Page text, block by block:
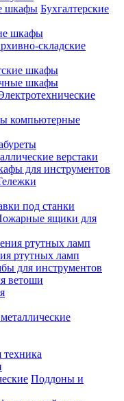
Бухгалтерские
шкафы
складские
шкафы
шкафы
компьютерные
верстаки
для инструментов
под станки
ящики для
ртутных ламп
для инструментов
ветоши
техника
Поддоны и